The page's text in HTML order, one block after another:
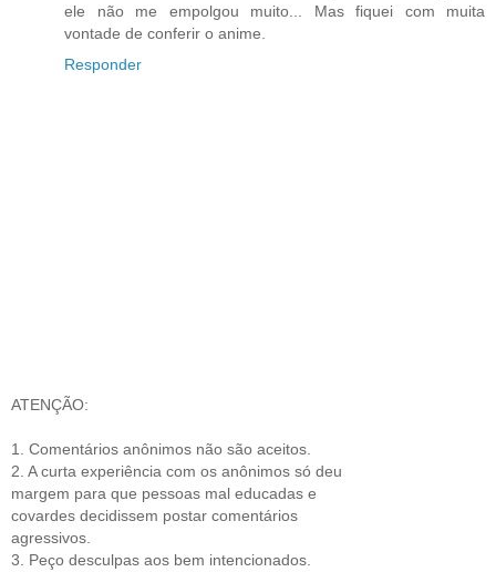
ele não me empolgou muito... Mas fiquei com muita
vontade de conferir o anime.
Responder
ATENÇÃO:
1. Comentários anônimos não são aceitos.
2. A curta experiência com os anônimos só deu
margem para que pessoas mal educadas e
covardes decidissem postar comentários
agressivos.
3. Peço desculpas aos bem intencionados.